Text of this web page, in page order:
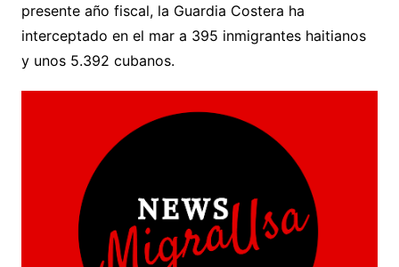
presente año fiscal, la Guardia Costera ha
interceptado en el mar a 395 inmigrantes haitianos
y unos 5.392 cubanos.